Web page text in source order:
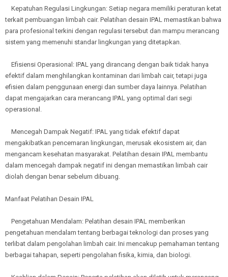
Kepatuhan Regulasi Lingkungan: Setiap negara memiliki peraturan ketat
terkait pembuangan limbah cair. Pelatihan desain IPAL memastikan bahwa
para profesional terkini dengan regulasi tersebut dan mampu merancang
sistem yang memenuhi standar lingkungan yang ditetapkan.
Efisiensi Operasional: IPAL yang dirancang dengan baik tidak hanya
efektif dalam menghilangkan kontaminan dari limbah cair, tetapi juga
efisien dalam penggunaan energi dan sumber daya lainnya. Pelatihan
dapat mengajarkan cara merancang IPAL yang optimal dari segi
operasional.
Mencegah Dampak Negatif: IPAL yang tidak efektif dapat
mengakibatkan pencemaran lingkungan, merusak ekosistem air, dan
mengancam kesehatan masyarakat. Pelatihan desain IPAL membantu
dalam mencegah dampak negatif ini dengan memastikan limbah cair
diolah dengan benar sebelum dibuang.
Manfaat Pelatihan Desain IPAL
Pengetahuan Mendalam: Pelatihan desain IPAL memberikan
pengetahuan mendalam tentang berbagai teknologi dan proses yang
terlibat dalam pengolahan limbah cair. Ini mencakup pemahaman tentang
berbagai tahapan, seperti pengolahan fisika, kimia, dan biologi.